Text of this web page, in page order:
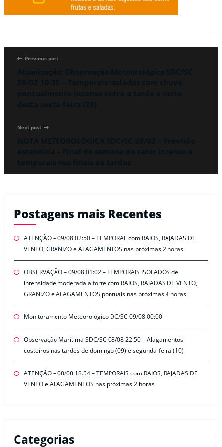
Previous post
Next post
Postagens mais Recentes
ATENÇÃO – 09/08 02:50 – TEMPORAL com RAIOS, RAJADAS DE
VENTO, GRANIZO e ALAGAMENTOS nas próximas 2 horas.
OBSERVAÇÃO – 09/08 01:02 – TEMPORAIS ISOLADOS de
intensidade moderada a forte com RAIOS, RAJADAS DE VENTO,
GRANIZO e ALAGAMENTOS pontuais nas próximas 4 horas.
Monitoramento Meteorológico DC/SC 09/08 00:00
Observação Marítima SDC/SC 08/08 22:50 – Alagamentos
costeiros nas tardes de domingo (09) e segunda-feira (10)
ATENÇÃO – 08/08 18:54 – TEMPORAIS com RAIOS, RAJADAS DE
VENTO e ALAGAMENTOS nas próximas 2 horas
Categorias